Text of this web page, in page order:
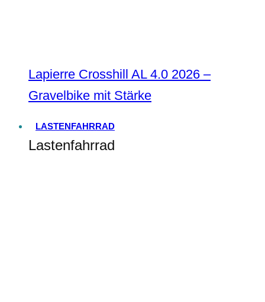
Lapierre Crosshill AL 4.0 2026 –
Gravelbike mit Stärke
LASTENFAHRRAD
Lastenfahrrad